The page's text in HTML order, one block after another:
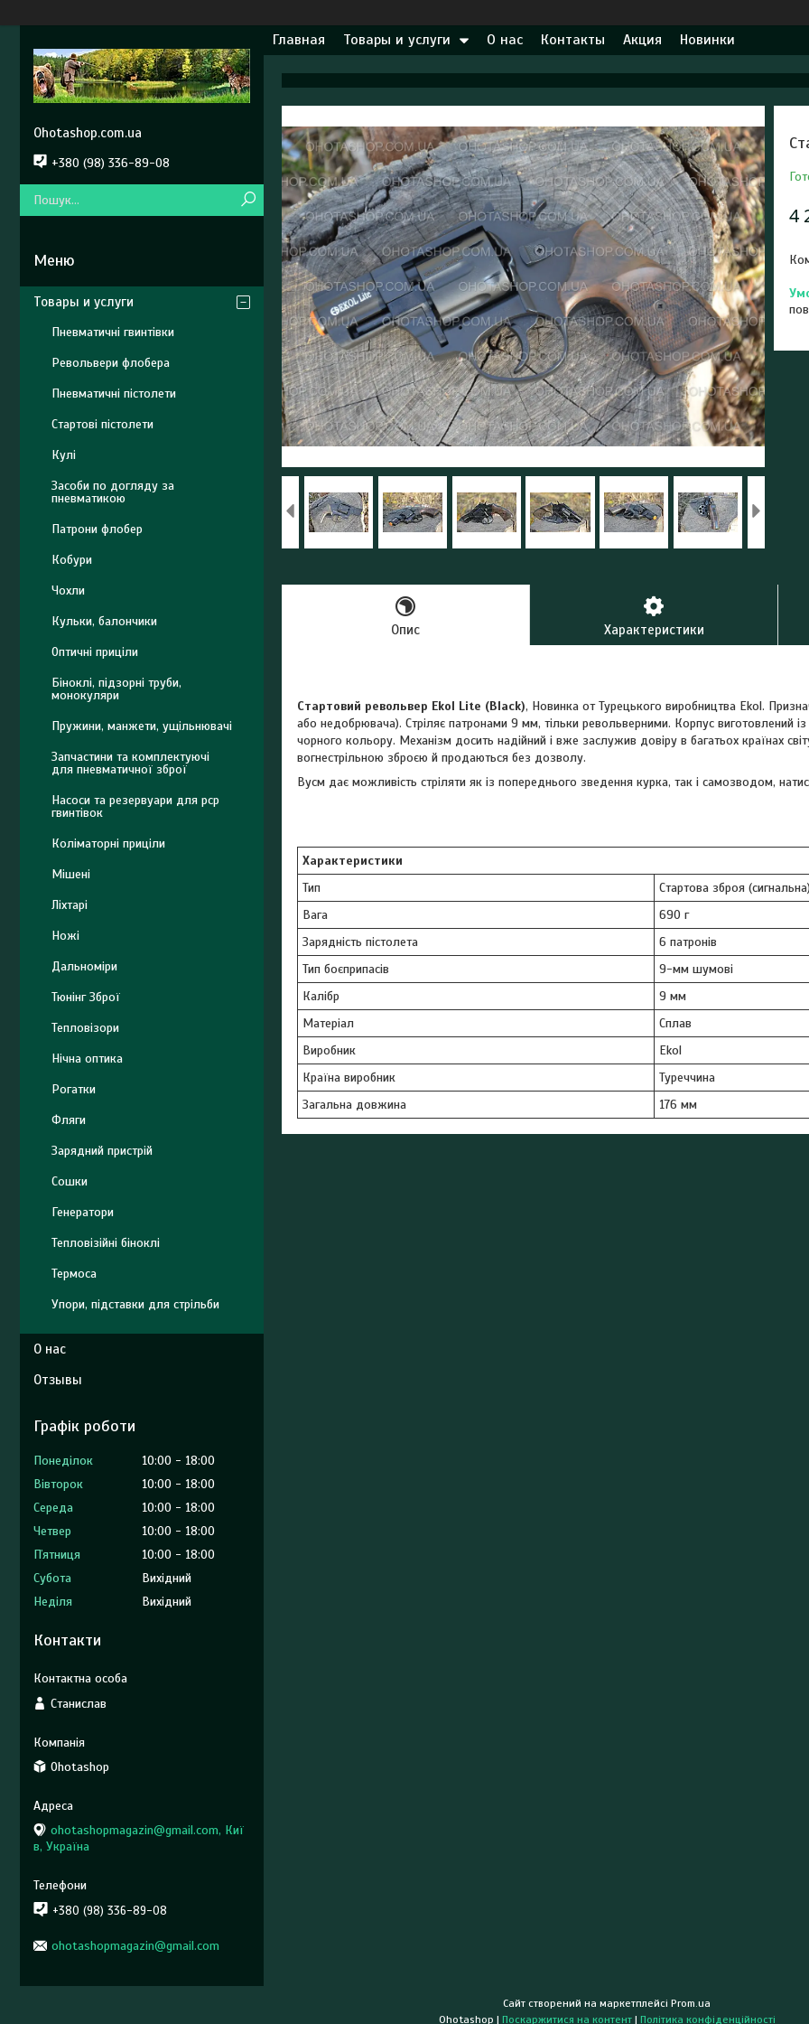
Главная Товары и услуги О нас Контакты Акция Новинки
4
Опис Характеристики
Стартовий револьвер Ekol Lite (Black), Новинка от Турецького виробництва Ekol.
або недобрювача). Стріляє патронами 9 мм, тільки револьверними. Корпус виготовлений
чорного кольору. Механізм досить надійний і вже заслужив довіру в багатьох країнах
вогнестрільною зброєю й продаються без дозволу.
Вусм дає можливість стріляти як із попереднього зведення курка, так і самозводом,
Характеристики
Тип
Стартова зброя
Вага
690 г
Зарядність пістолета
6 патронів
Тип боєприпасів
9-мм шумові
Калібр
9 мм
Матеріал
Сплав
Виробник
Ekol
Країна виробник
Туреччина
Загальна довжина
176 мм
Ohotashop.com.ua
+380 (98) 336-89-08
Товары и услуги
Пневматичні гвинтівки
Револьвери флобера
Пневматичні пістолети
Стартові пістолети
Кулі
Засоби по догляду за
пневматикою
Патрони флобер
Кобури
Чохли
Кульки, балончики
Оптичні приціли
Біноклі, підзорні труби,
монокуляри
Пружини, манжети, ущільнювачі
Запчастини та комплектуючі
для пневматичної зброї
Насоси та резервуари для pcp
гвинтівок
Коліматорні приціли
Мішені
Ліхтарі
Ножі
Дальноміри
Тюнінг Зброї
Тепловізори
Нічна оптика
Рогатки
Фляги
Зарядний пристрій
Сошки
Генератори
Тепловізійні біноклі
Термоса
Упори, підставки для стрільби
О нас
Отзывы
Графік роботи
Понеділок 10:00
18:00
Вівторок
10:00
18:00
Середа
10:00
18:00
Четвер
10:00
18:00
Пʼятниця
10:00
18:00
Субота
Вихідний
Неділя
Вихідний
Контакти
Станислав
Ohotashop
ohotashopmagazin@gmail.com, Киї
в, Україна
+380 (98) 336-89-08
ohotashopmagazin@gmail.com
Сайт створений на маркетплейсі Prom.ua
Ohotashop | Поскаржитися на контент | Політика конфіденційності